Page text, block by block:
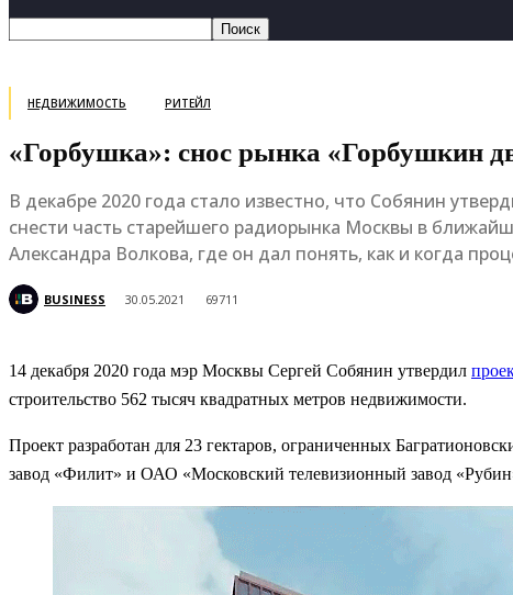
НЕДВИЖИМОСТЬ РИТЕЙЛ
«Горбушка»: снос рынка «Горбушкин
В декабре 2020 года стало известно, что Собянин
снести часть старейшего радиорынка Москвы в
Александра Волкова, где он дал понять, как и когда
BUSINESS 30.05.2021 69711
14 декабря 2020 года мэр Москвы Сергей Собянин утвердил
строительство 562 тысяч квадратных метров недвижимости.
Проект разработан для 23 гектаров, ограниченных
завод «Филит» и ОАО «Московский телевизионный завод